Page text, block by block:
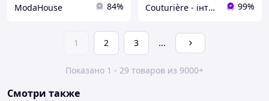
ModaHouse 84% Couturière - інтернет магазин жіночого одягу 99%
1 2 3 ...
Показано 1 - 29 товаров из 9000+
Смотри также